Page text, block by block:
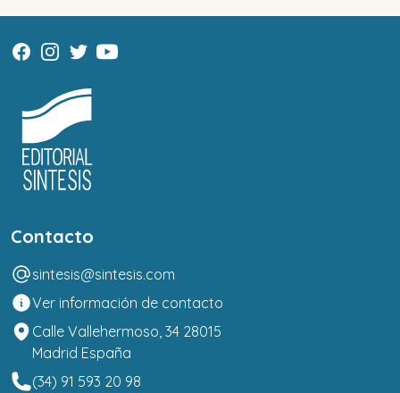
Contacto
sintesis@sintesis.com
Ver información de contacto
Calle Vallehermoso, 34 28015
Madrid España
(34) 91 593 20 98